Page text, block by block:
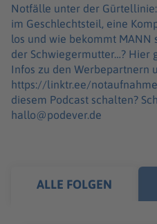
Notfälle unter der
im Geschlechtsteil, eine
los und wie bekommt MANN
der Schwiegermutter…? Hier gibt es viele Rabatte und alle
Infos zu den Werbepartnern
https://linktr.ee/notaufnahme Ihr möchtet Werbung in
diesem Podcast schalten?
hallo@podever.de
ALLE FOLGEN